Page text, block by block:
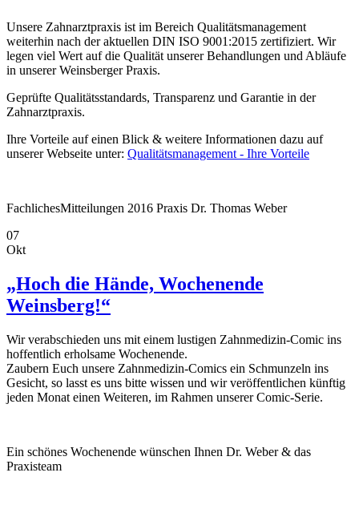
Unsere Zahnarztpraxis ist im Bereich Qualitätsmanagement
weiterhin nach der aktuellen DIN ISO 9001:2015 zertifiziert. Wir
legen viel Wert auf die Qualität unserer Behandlungen und Abläufe
in unserer Weinsberger Praxis.
Geprüfte Qualitätsstandards, Transparenz und Garantie in der
Zahnarztpraxis.
Ihre Vorteile auf einen Blick & weitere Informationen dazu auf
unserer Webseite unter: Qualitätsmanagement - Ihre Vorteile
FachlichesMitteilungen 2016 Praxis Dr. Thomas Weber
07
Okt
„Hoch die Hände, Wochenende
Weinsberg!“
Wir verabschieden uns mit einem lustigen Zahnmedizin-Comic ins
hoffentlich erholsame Wochenende.
Zaubern Euch unsere Zahnmedizin-Comics ein Schmunzeln ins
Gesicht, so lasst es uns bitte wissen und wir veröffentlichen künftig
jeden Monat einen Weiteren, im Rahmen unserer Comic-Serie.
Ein schönes Wochenende wünschen Ihnen Dr. Weber & das
Praxisteam